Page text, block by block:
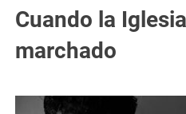
Cuando la
marchado